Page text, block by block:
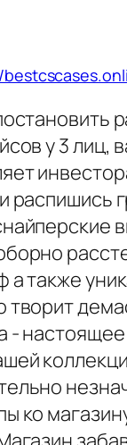
у 3
распишись
а также
творит
-
ко